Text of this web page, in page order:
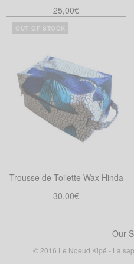
page
du
25,00€
Choix des options
a
plusieurs
variations.
Les
options
peuvent
choisies
sur
la
OUT OF STOCK
Trousse de Toilette Wax Hinda
30,00€
a
Our
© 2016 Le Noeud Kipé - La